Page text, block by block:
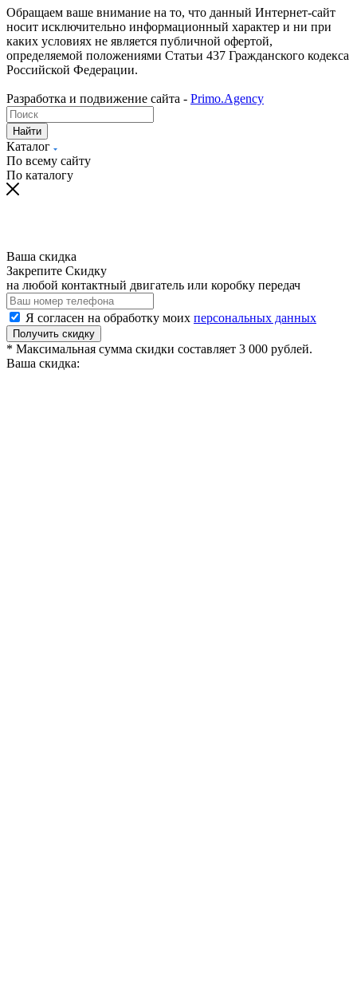
Обращаем ваше внимание на то, что данный Интернет-сайт
носит исключительно информационный характер и ни при
каких условиях не является публичной офертой,
определяемой положениями Статьи 437 Гражданского кодекса
Российской Федерации.
Разработка и подвижение сайта - Primo.Agency
Найти
Каталог
По всему сайту
По каталогу
Ваша скидка
Закрепите Скидку
на любой контактный двигатель или коробку передач
Я согласен на обработку моих персональных данных
Получить скидку
* Максимальная сумма скидки составляет 3 000 рублей.
Ваша скидка: